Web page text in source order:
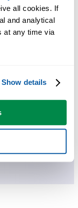
all cookies. If
and analytical
at any time via
Show details
本身无法完成的
用户后来都会每天使